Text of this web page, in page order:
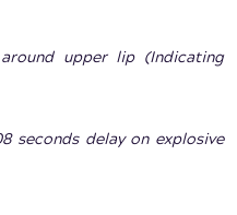
upper lip (Indicating
seconds delay on explosive